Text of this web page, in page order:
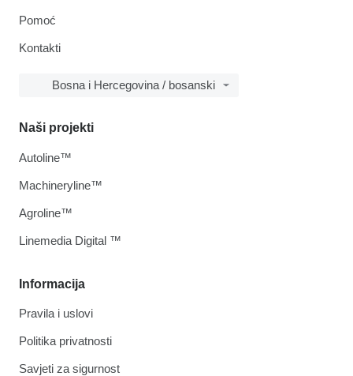
Pomoć
Kontakti
Bosna i Hercegovina / bosanski
Informacija
Pravila i uslovi
Politika privatnosti
Savjeti za sigurnost
Naši projekti
Autoline™
Machineryline™
Agroline™
Linemedia Digital ™